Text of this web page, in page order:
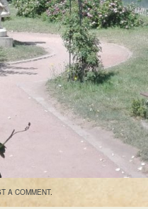
A COMMENT.